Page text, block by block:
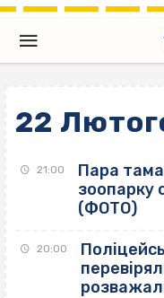
22
21:00
Пара
зоопарку
(ФОТО)
20:00